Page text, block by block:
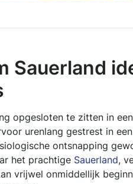
Sauerland
opgesloten te zitten in
urenlang gestrest in
ontsnapping
het prachtige Sauerland,
vrijwel onmiddellijk